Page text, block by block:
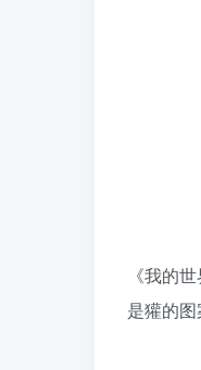
《我的
是獾的图